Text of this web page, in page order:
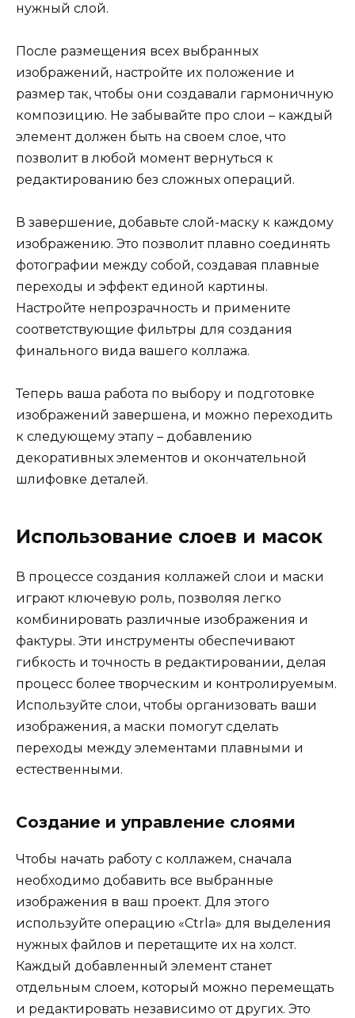
нужный слой.
После размещения всех выбранных
изображений, настройте их положение и
размер так, чтобы они создавали гармоничную
композицию. Не забывайте про слои – каждый
элемент должен быть на своем слое, что
позволит в любой момент вернуться к
редактированию без сложных операций.
В завершение, добавьте слой-маску к каждому
изображению. Это позволит плавно соединять
фотографии между собой, создавая плавные
переходы и эффект единой картины.
Настройте непрозрачность и примените
соответствующие фильтры для создания
финального вида вашего коллажа.
Теперь ваша работа по выбору и подготовке
изображений завершена, и можно переходить
к следующему этапу – добавлению
декоративных элементов и окончательной
шлифовке деталей.
Использование слоев и масок
В процессе создания коллажей слои и маски
играют ключевую роль, позволяя легко
комбинировать различные изображения и
фактуры. Эти инструменты обеспечивают
гибкость и точность в редактировании, делая
процесс более творческим и контролируемым.
Используйте слои, чтобы организовать ваши
изображения, а маски помогут сделать
переходы между элементами плавными и
естественными.
Создание и управление слоями
Чтобы начать работу с коллажем, сначала
необходимо добавить все выбранные
изображения в ваш проект. Для этого
используйте операцию «Ctrla» для выделения
нужных файлов и перетащите их на холст.
Каждый добавленный элемент станет
отдельным слоем, который можно перемещать
и редактировать независимо от других. Это